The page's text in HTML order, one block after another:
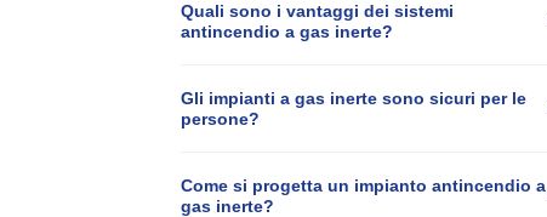
Quali sono i vantaggi dei sistemi
antincendio a gas inerte?
Gli impianti a gas inerte sono sicuri per le
persone?
Come si progetta un impianto antincendio a
gas inerte?